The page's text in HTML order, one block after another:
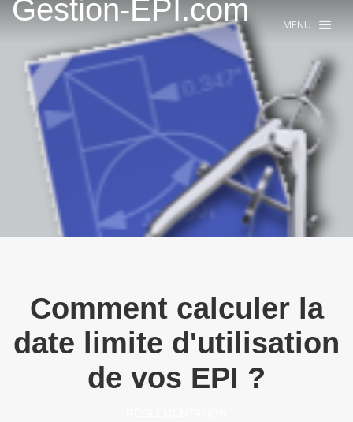
Gestion-EPI.com MENU
Comment calculer la
date limite d'utilisation
de vos EPI ?